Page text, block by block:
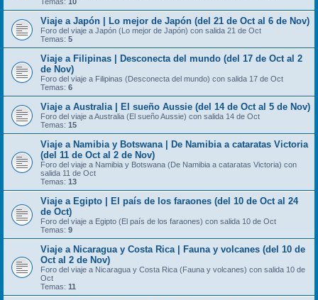
Viaje a Japón | Lo mejor de Japón (del 21 de Oct al 6 de Nov)
Foro del viaje a Japón (Lo mejor de Japón) con salida 21 de Oct
Temas: 5
Viaje a Filipinas | Desconecta del mundo (del 17 de Oct al 2
de Nov)
Foro del viaje a Filipinas (Desconecta del mundo) con salida 17 de Oct
Temas: 6
Viaje a Australia | El sueño Aussie (del 14 de Oct al 5 de Nov)
Foro del viaje a Australia (El sueño Aussie) con salida 14 de Oct
Temas: 15
Viaje a Namibia y Botswana | De Namibia a cataratas Victoria
(del 11 de Oct al 2 de Nov)
Foro del viaje a Namibia y Botswana (De Namibia a cataratas Victoria) con
salida 11 de Oct
Temas: 13
Viaje a Egipto | El país de los faraones (del 10 de Oct al 24
de Oct)
Foro del viaje a Egipto (El país de los faraones) con salida 10 de Oct
Temas: 9
Viaje a Nicaragua y Costa Rica | Fauna y volcanes (del 10 de
Oct al 2 de Nov)
Foro del viaje a Nicaragua y Costa Rica (Fauna y volcanes) con salida 10 de
Oct
Temas: 11